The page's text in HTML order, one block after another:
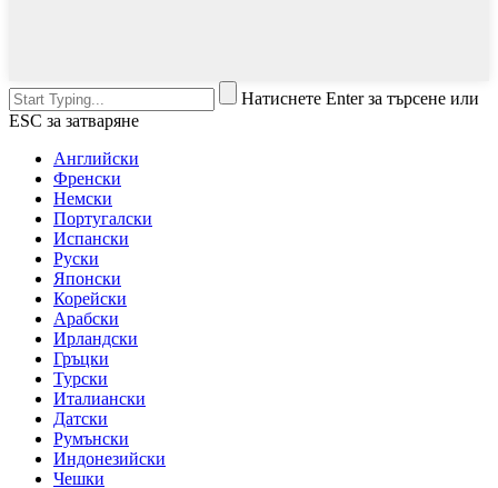
Натиснете Enter за търсене или
ESC за затваряне
Английски
Френски
Немски
Португалски
Испански
Руски
Японски
Корейски
Арабски
Ирландски
Гръцки
Турски
Италиански
Датски
Румънски
Индонезийски
Чешки